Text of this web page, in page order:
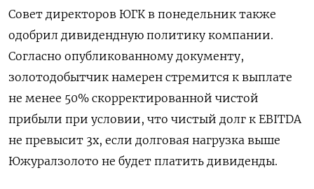
Совет директоров ЮГК в понедельник также
одобрил дивидендную политику компании.
Согласно опубликованному документу,
золотодобытчик намерен стремится к выплате
не менее 50% скорректированной чистой
прибыли при условии, что чистый долг к EBITDA
не превысит 3х, если долговая нагрузка выше
Южуралзолото не будет платить дивиденды.